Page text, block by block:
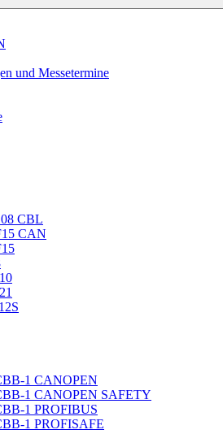
und Messetermine
CBL
CAN
1 CANOPEN
1 CANOPEN SAFETY
1 PROFIBUS
1 PROFISAFE